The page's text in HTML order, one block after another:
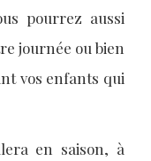
pourrez aussi
journée ou bien
vos enfants qui
en saison, à